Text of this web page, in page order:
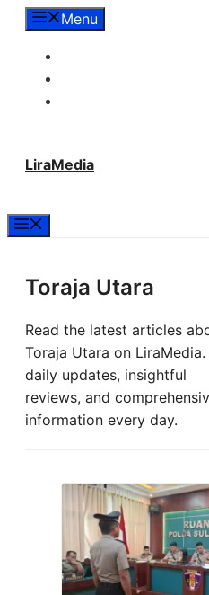
LangsungMenu
LiraMedia
Toraja Utara
Read the latest articles
Toraja Utara on LiraMedia.
daily updates, insightful
reviews, and
information every day.